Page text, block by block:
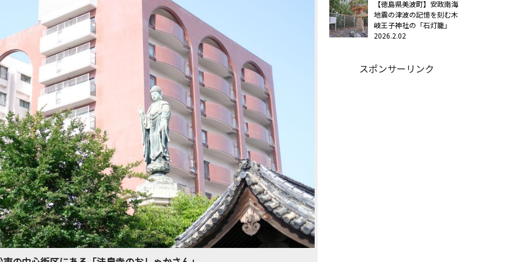
【徳島県美波町】安政南海
地震の津波の記憶を刻む木
岐王子神社の「石灯籠」
2026.2.02
スポンサーリンク